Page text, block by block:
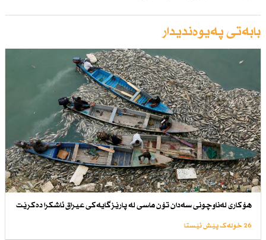
بابەتی پەیوەندیدار
هۆكاری لەناوچونی سەدان تۆن ماسی لە پارێزگایەكی عیراق ئاشكرا دەكرێت
26 خولەک پێش ئێستا